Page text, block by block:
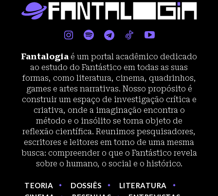
Fantalogia é um portal acadêmico dedicado
ao estudo do Fantástico em todas as suas
formas, como literatura, cinema, quadrinhos,
games e artes narrativas. Nosso propósito é
construir um espaço de investigação crítica e
criativa, onde a imaginação encontra o
método e o insólito se torna objeto de
reflexão científica. Reunimos pesquisadores,
escritores e leitores em torno de uma mesma
busca: compreender o que o Fantástico revela
sobre o humano, o social e o histórico.
TEORIA DOSSIÊS
LITERATURA